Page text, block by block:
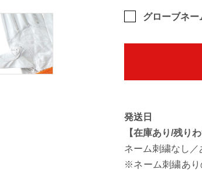
グローブネ
発送日
【在庫あり/残り
ネーム刺繍なし
※ネーム刺繍あり